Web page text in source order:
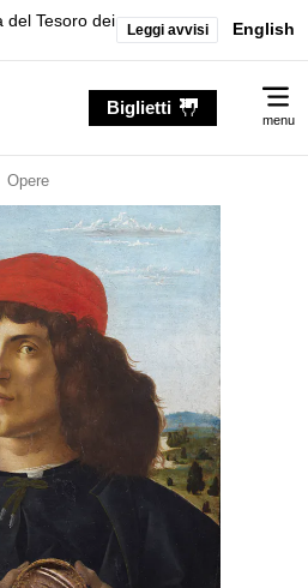
del Tesoro dei
Leggi avvisi English
Biglietti
menu
Opere